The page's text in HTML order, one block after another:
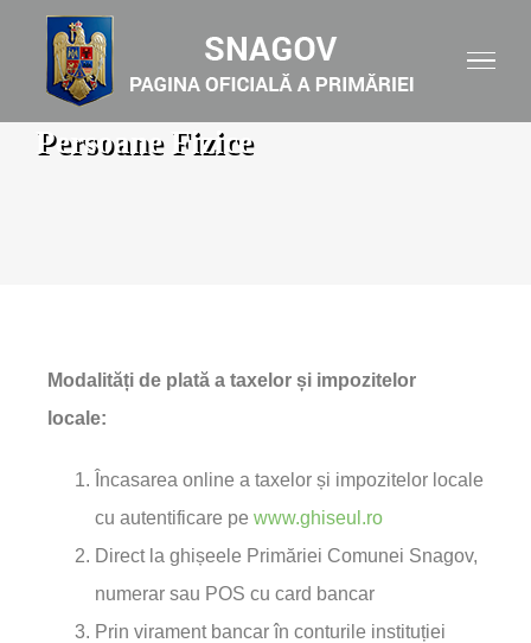
Persoane Fizice
Modalități de plată a taxelor și impozitelor
locale:
Încasarea online a taxelor și impozitelor locale
cu autentificare pe www.ghiseul.ro
Direct la ghișeele Primăriei Comunei Snagov,
numerar sau POS cu card bancar
Prin virament bancar în conturile instituției